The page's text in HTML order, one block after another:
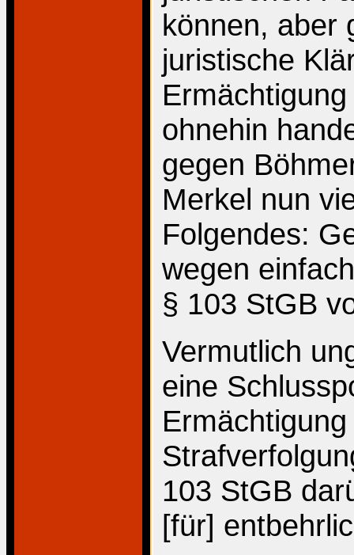
können, aber
juristische
ohnehin
gegen
Merkel nun
Folgendes:
wegen
§ 103 StGB
Vermutlich
eine
103 StGB
[für]